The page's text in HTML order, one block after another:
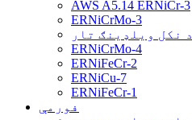
AWS A5.14 ERNiCr-3
ERNiCrMo-3
د نکل ویلډینګ تار
ERNiCrMo-4
ERNiFeCr-2
ERNiCu-7
ERNiFeCr-1
فورمې